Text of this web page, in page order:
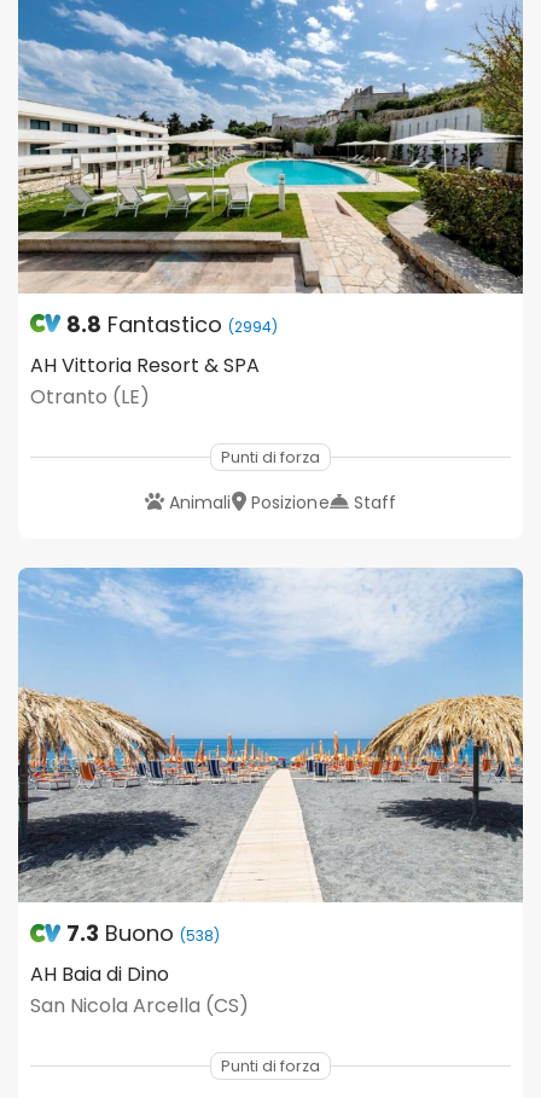
8.8 Fantastico (2994)
AH Vittoria Resort & SPA
Otranto (LE)
Punti di forza
Animali Posizione Staff
7.3 Buono (538)
AH Baia di Dino
San Nicola Arcella (CS)
Punti di forza